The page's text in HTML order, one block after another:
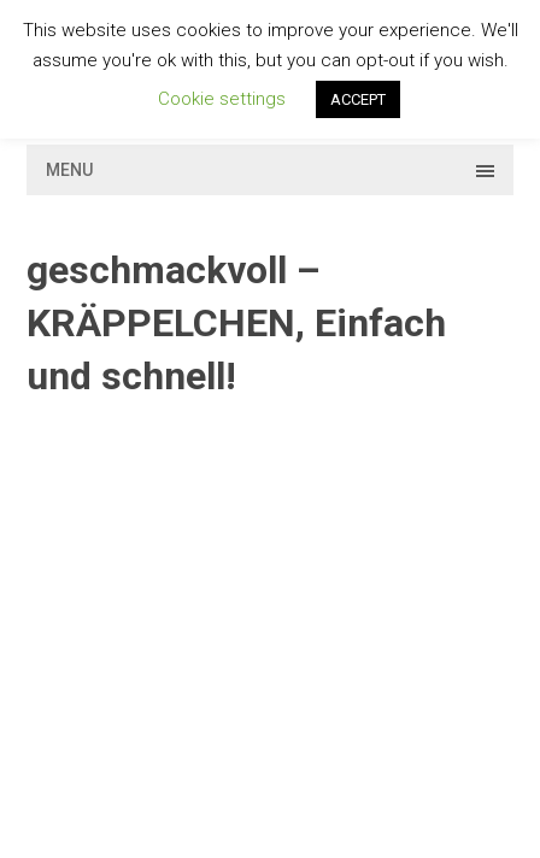
contentGESCHMACKVOLL
MENU
geschmackvoll –
KRÄPPELCHEN, Einfach
und schnell!
This website uses cookies to improve your experience. We'll
assume you're ok with this, but you can opt-out if you wish.
Cookie settings
ACCEPT